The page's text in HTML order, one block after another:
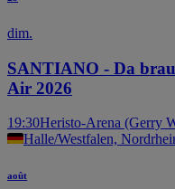
dim.
SANTIANO - Da
Air 2026
19:30Heristo-Arena (Gerry
Halle/Westfalen,
août